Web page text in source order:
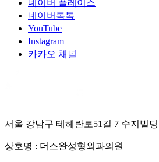
네이버 플레이스
네이버톡톡
YouTube
Instagram
카카오 채널
서울 강남구 테헤란로51길 7 수지빌
상호명 : 더스완성형외과의원